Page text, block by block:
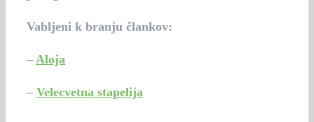
Vabljeni k branju člankov:
– Aloja
– Velecvetna stapelija